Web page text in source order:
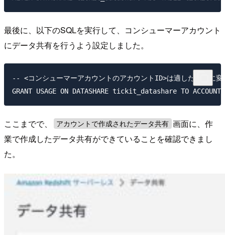
最後に、以下のSQLを実行して、コンシューマーアカウント
にデータ共有を行うよう設定しました。
-- <コンシューマーアカウントのアカウントID>は適したものに変
ここまでで、 アカウントで作成されたデータ共有 画面に、作
業で作成したデータ共有ができていることを確認できまし
た。